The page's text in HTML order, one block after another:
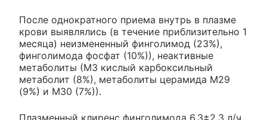
После однократного приема внутрь в плазме
крови выявлялись (в течение приблизительно 1
месяца) неизмененный финголимод (23%),
финголимода фосфат (10%)), неактивные
метаболиты (М3 кислый карбоксильный
метаболит (8%), метаболиты церамида М29
(9%) и М30 (7%)).
Плазменный клиренс финголимода 6.3±2.3 л/ч,